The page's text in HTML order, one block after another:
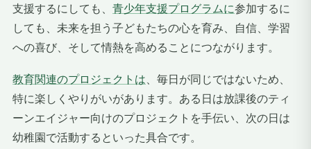
支援するにしても、 青少年支援プログラムに参加するに
しても、未来を担う子どもたちの心を育み、自信、学習
への喜び、そして情熱を高めることにつながります。
教育関連のプロジェクトは 、毎日が同じではないため、
特に楽しくやりがいがあります。ある日は放課後のティ
ーンエイジャー向けのプロジェクトを手伝い、次の日は
幼稚園で活動するといった具合です。